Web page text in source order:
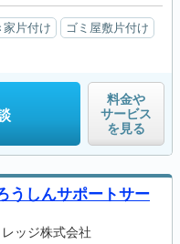
家片付け
ゴミ屋敷片付け
料金や
サービス
を見る
うしんサポートサー
ッジ株式会社